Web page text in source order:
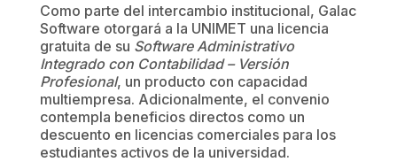
Como parte del intercambio institucional, Galac
Software otorgará a la UNIMET una licencia
gratuita de su Software Administrativo
Integrado con Contabilidad – Versión
Profesional, un producto con capacidad
multiempresa. Adicionalmente, el convenio
contempla beneficios directos como un
descuento en licencias comerciales para los
estudiantes activos de la universidad.